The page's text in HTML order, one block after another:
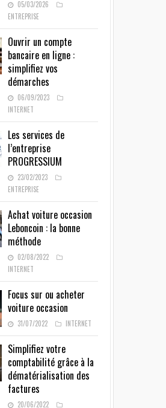
05/03/2026
ENTREPRISE
Ouvrir un compte
bancaire en ligne :
simplifiez vos
démarches
06/09/2023
INTERNET
Les services de
l’entreprise
PROGRESSIUM
23/02/2023
ENTREPRISE
Achat voiture occasion
Leboncoin : la bonne
méthode
02/08/2022
INTERNET
Focus sur ou acheter
voiture occasion
31/07/2022 INTERNET
Simplifiez votre
comptabilité grâce à la
dématérialisation des
factures
20/06/2022